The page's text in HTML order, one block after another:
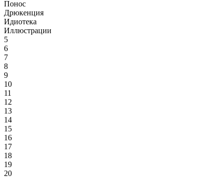
Понос
Дрюкенция
Идиотека
Иллюстрации
5
6
7
8
9
10
11
12
13
14
15
16
17
18
19
20